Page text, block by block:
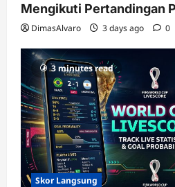
Mengikuti Pertandingan
DimasAlvaro 3 days ago 0
3 minutes read
Skor Langsung